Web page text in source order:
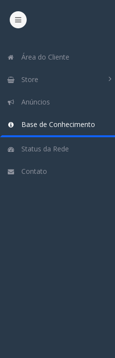
Área do Cliente
Store
Anúncios
Base de Conhecimento
Status da Rede
Contato